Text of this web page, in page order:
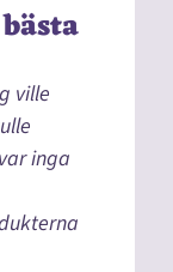
ville
inga